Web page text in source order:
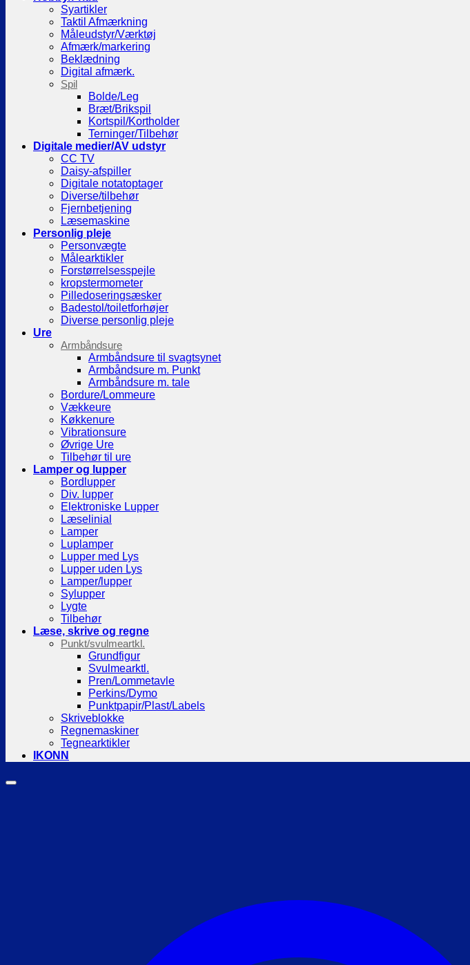
Syartikler
Taktil Afmærkning
Måleudstyr/Værktøj
Afmærk/markering
Beklædning
Digital afmærk.
Spil
Bolde/Leg
Bræt/Brikspil
Kortspil/Kortholder
Terninger/Tilbehør
Digitale medier/AV udstyr
CC TV
Daisy-afspiller
Digitale notatoptager
Diverse/tilbehør
Fjernbetjening
Læsemaskine
Personlig pleje
Personvægte
Målearktikler
Forstørrelsesspejle
kropstermometer
Pilledoseringsæsker
Badestol/toiletforhøjer
Diverse personlig pleje
Ure
Armbåndsure
Armbåndsure til svagtsynet
Armbåndsure m. Punkt
Armbåndsure m. tale
Bordure/Lommeure
Vækkeure
Køkkenure
Vibrationsure
Øvrige Ure
Tilbehør til ure
Lamper og lupper
Bordlupper
Div. lupper
Elektroniske Lupper
Læselinial
Lamper
Luplamper
Lupper med Lys
Lupper uden Lys
Lamper/lupper
Sylupper
Lygte
Tilbehør
Læse, skrive og regne
Punkt/svulmeartkl.
Grundfigur
Svulmearktl.
Pren/Lommetavle
Perkins/Dymo
Punktpapir/Plast/Labels
Skriveblokke
Regnemaskiner
Tegnearktikler
IKONN